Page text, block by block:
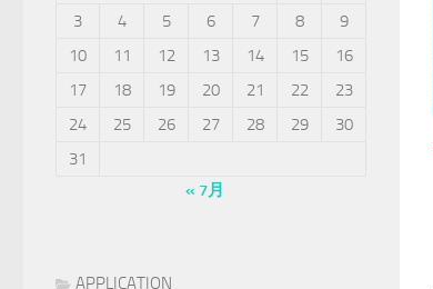
3
4 5 6 7 8
9
10
11 12 13 14 15
16
17
18 19 20 21 22
23
24
25 26 27 28 29
30
31
« 7月
APPLICATION